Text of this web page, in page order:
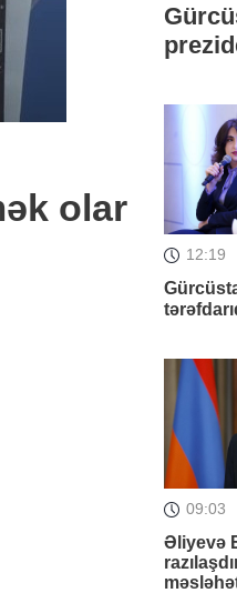
olar
12:19
09:03
Əliyevə